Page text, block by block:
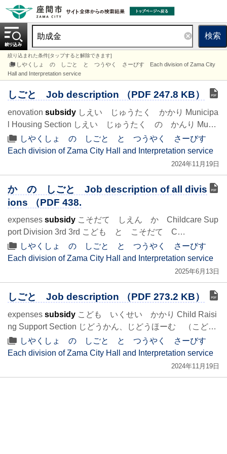
検索
絞り込まれた条件[タップすると解除できます]
しやくしょ の しごと と つうやく さーびす Each division of Zama City
Hall and Interpretation service
しごと Job description （PDF 247.8 KB）
enovation subsidy しえい じゅうたく かかり Municipa
l Housing Section しえい じゅうたく の かんり Mu…
しやくしょ の しごと と つうやく さーびす
Each division of Zama City Hall and Interpretation service
2024年11月19日
か の しごと Job description of all divis
ions （PDF 438.
expenses subsidy こそだて しえん か Childcare Sup
port Division 3rd 3rd こども と こそだて C…
しやくしょ の しごと と つうやく さーびす
Each division of Zama City Hall and Interpretation service
2025年6月13日
しごと Job description （PDF 273.2 KB）
expenses subsidy こども いくせい かかり Child Raisi
ng Support Section じどうかん、じどうほーむ （こど…
しやくしょ の しごと と つうやく さーびす
Each division of Zama City Hall and Interpretation service
2024年11月19日